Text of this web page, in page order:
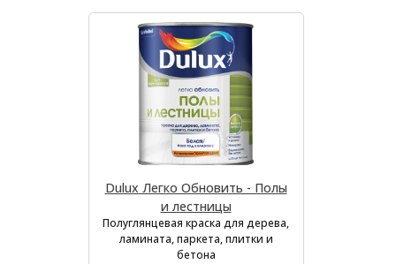
Dulux Легко Обновить - Полы
и лестницы
Полуглянцевая краска для дерева,
ламината, паркета, плитки и
бетона